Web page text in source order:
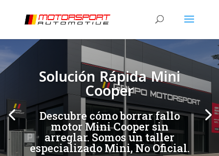
Solución Rápida Mini
Cooper
Descubre cómo borrar fallo
motor Mini Cooper sin
arreglar. Somos un taller
especializado Mini, No Oficial.
[/et_pb_slide] [/et_pb_slide]